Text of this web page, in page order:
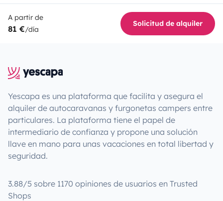
A partir de
81 €/día
Solicitud de alquiler
Yescapa es una plataforma que facilita y asegura el
alquiler de autocaravanas y furgonetas campers entre
particulares. La plataforma tiene el papel de
intermediario de confianza y propone una solución
llave en mano para unas vacaciones en total libertad y
seguridad.
3.88/5 sobre 1170 opiniones de usuarios en Trusted
Shops